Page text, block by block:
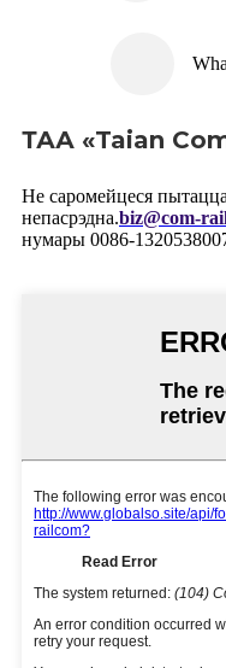
ТАА «Taian
Не саромейцеся
непасрэдна.biz@com-
нумары 0086-